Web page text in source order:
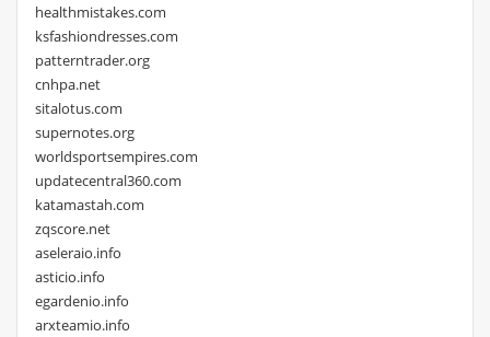
healthmistakes.com
ksfashiondresses.com
patterntrader.org
cnhpa.net
sitalotus.com
supernotes.org
worldsportsempires.com
updatecentral360.com
katamastah.com
zqscore.net
aseleraio.info
asticio.info
egardenio.info
arxteamio.info